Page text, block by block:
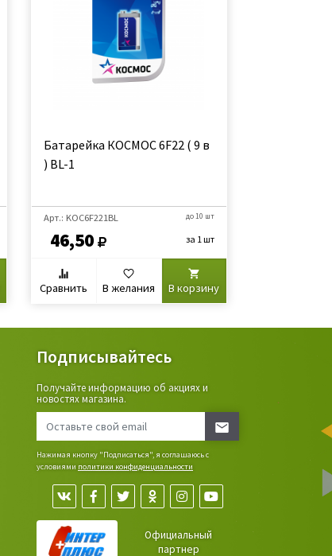
Батарейка КОСМОС 6F22 ( 9 в
) ВL-1
Арт.: KOC6F221BL
46,50
до 10 шт
за 1 шт
Сравнить В желания В корзину
Подписывайтесь
Получайте информацию об акциях и
новостях магазина.
Нажимая кнопку "Подписаться", я соглашаюсь с
условиями политики конфиденциальности
Официальный
партнер